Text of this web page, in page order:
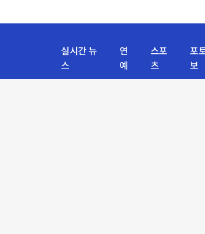
실시간 뉴
스
연
예
스포
츠
포
보